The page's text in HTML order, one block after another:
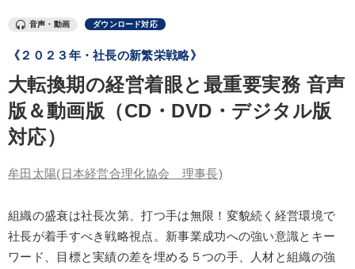
【3月】音声・映像
業種
製造業
IT・サービス・金融業 コンサルタント
キーワード
音声・動画 ダウンロード対応
《２０２３年・社長の新繁栄戦略》
大転換期の経営着眼と最重要実務 音声
版＆動画版（CD・DVD・デジタル版
対応）
牟田太陽(日本経営合理化協会 理事長)
組織の盛衰は社長次第、打つ手は無限！変貌続く経営環境で
社長が着手すべき戦略視点。新事業成功への強い意識とキー
ワード、目標と実績の差を埋める５つの手、人材と組織の強